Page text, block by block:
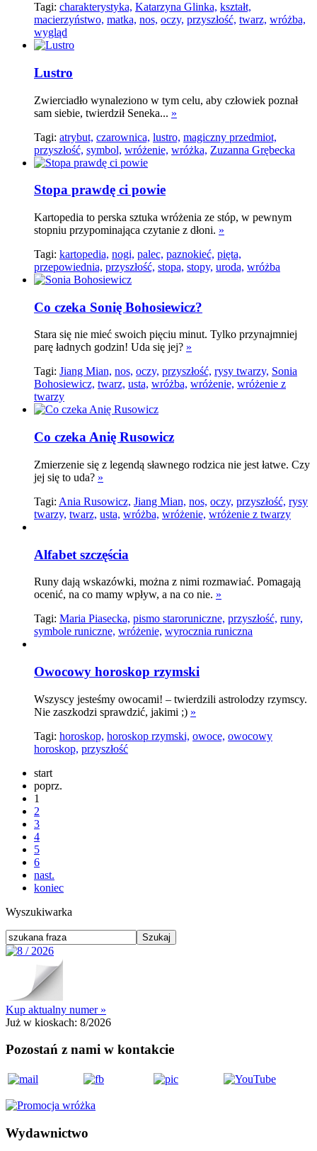
Tagi: charakterystyka, Katarzyna Glinka, kształt,
macierzyństwo, matka, nos, oczy, przyszłość, twarz, wróżba,
wygląd
Lustro
Zwierciadło wynaleziono w tym celu, aby człowiek poznał
sam siebie, twierdził Seneka... »
Tagi: atrybut, czarownica, lustro, magiczny przedmiot,
przyszłość, symbol, wróżenie, wróżka, Zuzanna Grębecka
Stopa prawdę ci powie
Kartopedia to perska sztuka wróżenia ze stóp, w pewnym
stopniu przypominająca czytanie z dłoni. »
Tagi: kartopedia, nogi, palec, paznokieć, pięta,
przepowiednia, przyszłość, stopa, stopy, uroda, wróżba
Co czeka Sonię Bohosiewicz?
Stara się nie mieć swoich pięciu minut. Tylko przynajmniej
parę ładnych godzin! Uda się jej? »
Tagi: Jiang Mian, nos, oczy, przyszłość, rysy twarzy, Sonia
Bohosiewicz, twarz, usta, wróżba, wróżenie, wróżenie z
twarzy
Co czeka Anię Rusowicz
Zmierzenie się z legendą sławnego rodzica nie jest łatwe. Czy
jej się to uda? »
Tagi: Ania Rusowicz, Jiang Mian, nos, oczy, przyszłość, rysy
twarzy, twarz, usta, wróżba, wróżenie, wróżenie z twarzy
Alfabet szczęścia
Runy dają wskazówki, można z nimi rozmawiać. Pomagają
ocenić, na co mamy wpływ, a na co nie. »
Tagi: Maria Piasecka, pismo staroruniczne, przyszłość, runy,
symbole runiczne, wróżenie, wyrocznia runiczna
Owocowy horoskop rzymski
Wszyscy jesteśmy owocami! – twierdzili astrolodzy rzymscy.
Nie zaszkodzi sprawdzić, jakimi ;) »
Tagi: horoskop, horoskop rzymski, owoce, owocowy
horoskop, przyszłość
start
poprz.
1
2
3
4
5
6
nast.
koniec
Wyszukiwarka
Kup aktualny numer »
Już w kioskach: 8/2026
Pozostań z nami w kontakcie
Wydawnictwo